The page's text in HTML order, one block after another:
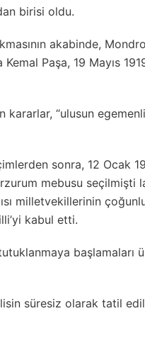
birisi oldu.
akabinde,
Paşa, 19 Mayıs
kararlar, “ulusun
sonra, 12 Ocak
mebusu seçilmişti
milletvekillerinin
kabul etti.
başlamaları
süresiz olarak tatil